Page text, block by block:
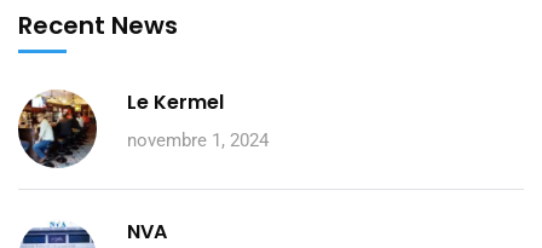
Recent News
Le Kermel
novembre 1, 2024
NVA